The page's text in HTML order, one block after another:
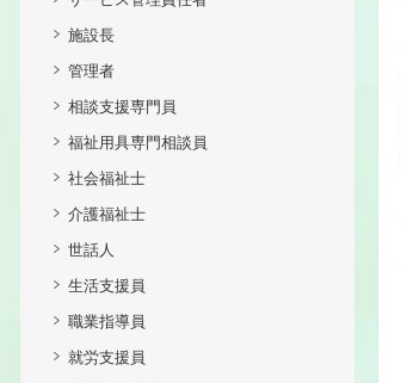
施設長
管理者
相談支援専門員
福祉用具専門相談員
社会福祉士
介護福祉士
世話人
生活支援員
職業指導員
就労支援員